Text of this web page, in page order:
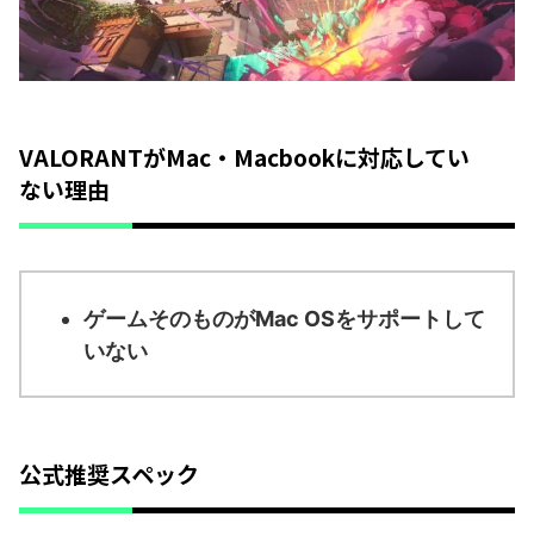
VALORANTがMac・Macbookに対応してい
ない理由
ゲームそのものがMac OSをサポートして
いない
公式推奨スペック